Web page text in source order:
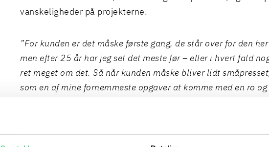
vanskeligheder på projekterne.
”For kunden er det måske første gang, de står over for den
men efter 25 år har jeg set det meste før – eller i hvert fald
ret meget om det. Så når kunden måske bliver lidt
som en af mine fornemmeste opgaver at komme med en ro